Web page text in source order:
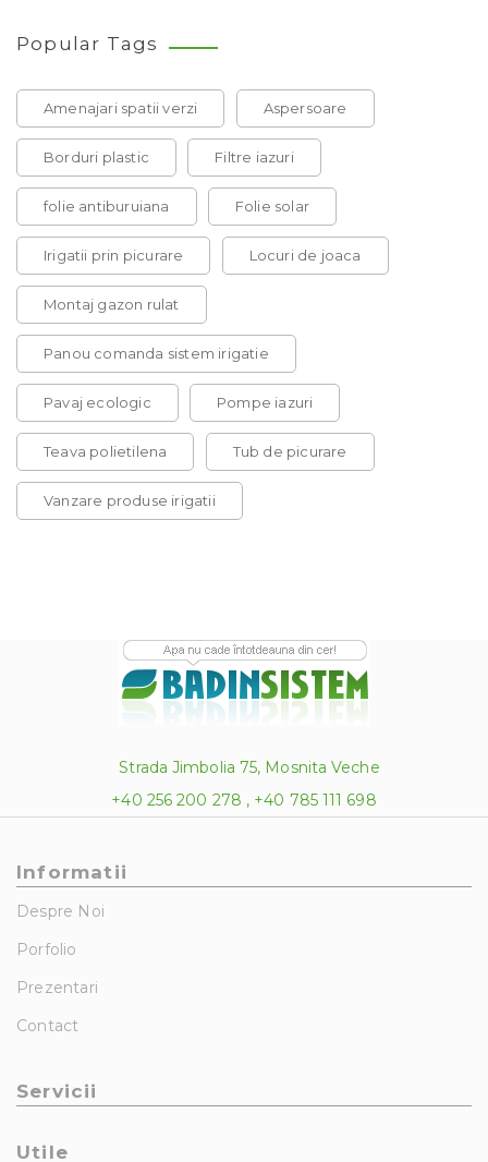
Popular Tags
Amenajari spatii verzi Aspersoare
Borduri plastic Filtre iazuri
folie antiburuiana Folie solar
Irigatii prin picurare Locuri de joaca
Montaj gazon rulat
Panou comanda sistem irigatie
Pavaj ecologic Pompe iazuri
Teava polietilena Tub de picurare
Vanzare produse irigatii
Strada Jimbolia 75, Mosnita Veche
+40 256 200 278 , +40 785 111 698
Informatii
Despre Noi
Porfolio
Prezentari
Contact
Servicii
Utile